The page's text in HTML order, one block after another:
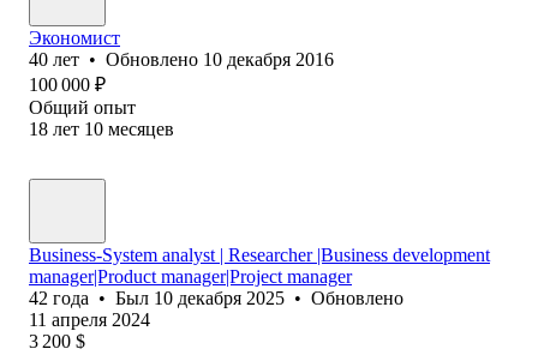
Экономист
40 лет • Обновлено 10 декабря 2016
100 000 ₽
Общий опыт
18 лет 10 месяцев
Business-System analyst | Researcher |Business development
manager|Product manager|Project manager
42 года • Был 10 декабря 2025 • Обновлено
11 апреля 2024
3 200 $